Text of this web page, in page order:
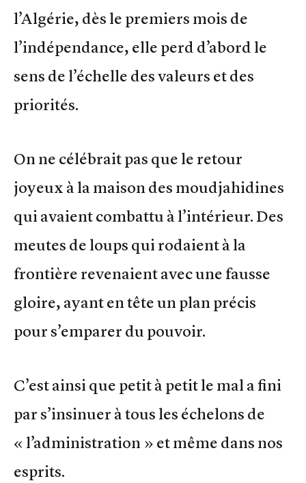
l’Algérie, dès le premiers mois de
l’indépendance, elle perd d’abord le
sens de l’échelle des valeurs et des
priorités.
On ne célébrait pas que le retour
joyeux à la maison des moudjahidines
qui avaient combattu à l’intérieur. Des
meutes de loups qui rodaient à la
frontière revenaient avec une fausse
gloire, ayant en tête un plan précis
pour s’emparer du pouvoir.
C’est ainsi que petit à petit le mal a fini
par s’insinuer à tous les échelons de
« l’administration » et même dans nos
esprits.